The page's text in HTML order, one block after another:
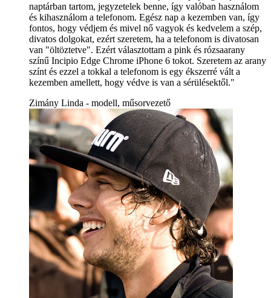
naptárban tartom, jegyzetelek benne, így valóban használom
és kihasználom a telefonom. Egész nap a kezemben van, így
fontos, hogy védjem és mivel nő vagyok és kedvelem a szép,
divatos dolgokat, ezért szeretem, ha a telefonom is divatosan
van "öltöztetve". Ezért választottam a pink és rózsaarany
színű Incipio Edge Chrome iPhone 6 tokot. Szeretem az arany
színt és ezzel a tokkal a telefonom is egy ékszerré vált a
kezemben amellett, hogy védve is van a sérülésektől."
Zimány Linda - modell, műsorvezető